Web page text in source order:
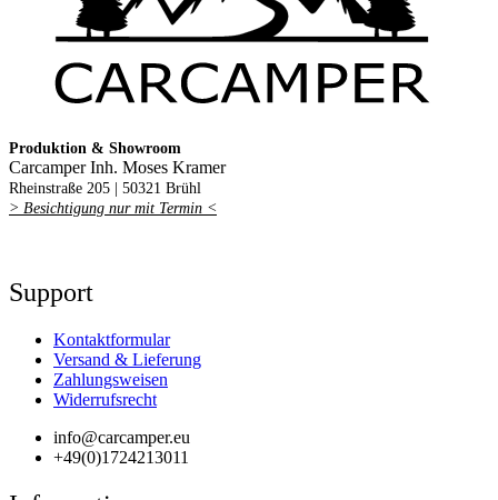
Produktion & Showroom
Carcamper Inh. Moses Kramer
Rheinstraße 205 | 50321 Brühl
> Besichtigung nur mit Termin <
Support
Kontaktformular
Versand & Lieferung
Zahlungsweisen
Widerrufsrecht
info@carcamper.eu
+49(0)1724213011